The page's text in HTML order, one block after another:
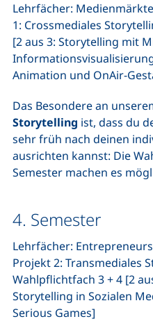
Lehrfächer:
1: Crossmediales
[2 aus 3: Storytelling mit
Animation und OnAir-
Das Besondere an
Storytelling ist, dass du
sehr früh nach deinen
ausrichten kannst: Die
Semester machen es
4. Semester
Lehrfächer:
Projekt 2: Transmediales
Wahlpflichtfach 3 + 4 [2
Storytelling in Sozialen
Serious Games]